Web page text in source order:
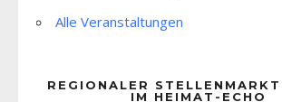
Alle Veranstaltungen
REGIONALER
IM HEIMAT-ECHO